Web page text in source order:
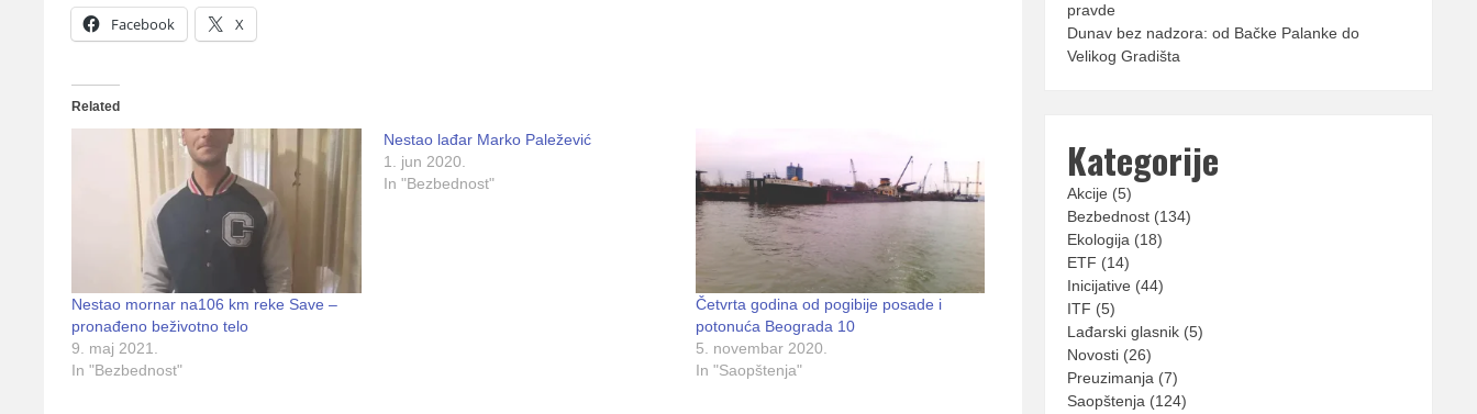
Facebook X
Related
Nestao mornar na106 km reke Save –
pronađeno beživotno telo
9. maj 2021.
In "Bezbednost"
Nestao lađar Marko Paležević
1. jun 2020.
In "Bezbednost"
Četvrta godina od pogibije posade i
potonuća Beograda 10
5. novembar 2020.
In "Saopštenja"
pravde
Dunav bez nadzora: od Bačke Palanke do
Velikog Gradišta
Kategorije
Akcije (5)
Bezbednost(134)
Ekologija(18)
ETF (14)
Inicijative (44)
ITF (5)
Lađarski glasnik(5)
Novosti(26)
Preuzimanja(7)
Saopštenja(124)